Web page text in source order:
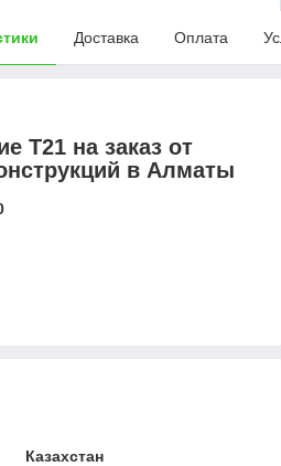
Доставка Оплата
Т21 на заказ от
в Алматы
Казахстан